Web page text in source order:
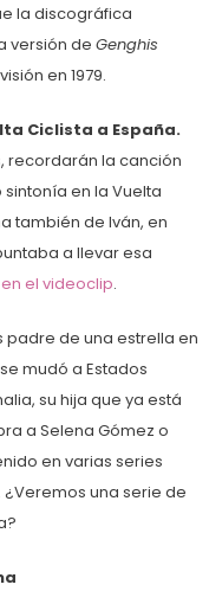
la discográfica
versión de Genghis
en 1979.
Ciclista a España.
recordarán la canción
en la Vuelta
también de Iván, en
a llevar esa
el videoclip.
padre de una estrella en
mudó a Estados
su hija que ya está
a Selena Gómez o
en varias series
una serie de